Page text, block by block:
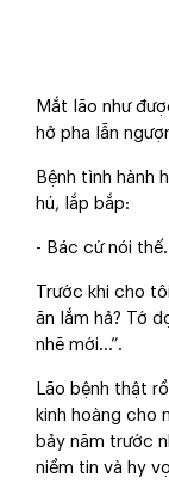
Mắt lão như
hở pha lẫn
Bệnh tình hành
hú, lắp bắp:
- Bác cứ nói
Trước khi cho
ăn lắm hả? Tớ
nhẽ mới…”.
Lão bệnh thật
kinh hoàng cho
bảy năm trước
niềm tin và hy